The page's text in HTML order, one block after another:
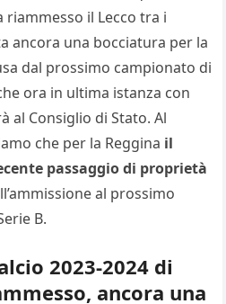
riammesso il Lecco tra i
ancora una bocciatura per la
dal prossimo campionato di
ora in ultima istanza con
al Consiglio di Stato. Al
che per la Reggina il
passaggio di proprietà
al prossimo
B.
2023-2024 di
ancora una